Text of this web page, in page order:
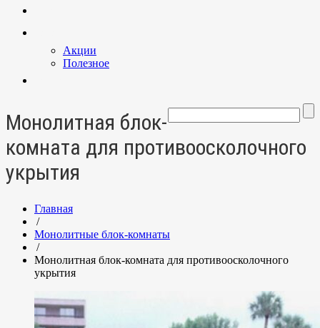
Акции
Полезное
Монолитная блок-
комната для противоосколочного
укрытия
Главная
/
Монолитные блок-комнаты
/
Монолитная блок-комната для противоосколочного
укрытия